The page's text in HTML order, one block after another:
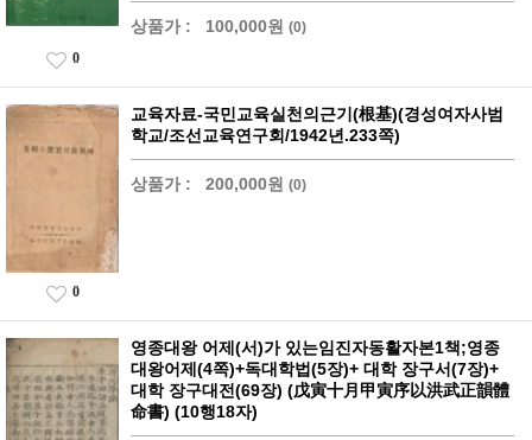
상품가 : 100,000원 (0)
0
교육자료-국민교육실천의근기(根基)(경성여자사범
학교/조선교육연구회/1942년.233쪽)
상품가 : 200,000원 (0)
0
영종대왕 어제(서)가 있는임진자동활자본1책;영종
대왕어제(4쪽)+독대학법(5장)+ 대학 장구서(7장)+
대학 장구대전(69장) (戊寅十月甲寅序以洪武正韻體
命書) (10행18자)